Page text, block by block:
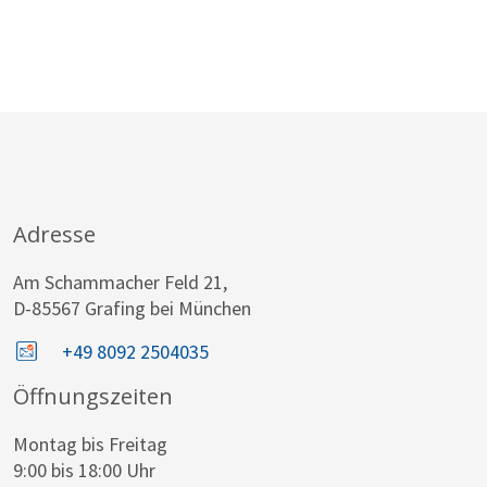
Adresse
Am Schammacher Feld 21,
D-85567 Grafing bei München
+49 8092 2504035
Öffnungszeiten
Montag bis Freitag
9:00 bis 18:00 Uhr